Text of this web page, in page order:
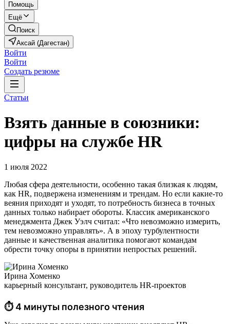
Помощь
Ещё
Поиск
Аксай (Дагестан)
Войти
Войти
Создать резюме
Статьи
Взять данные в союзники:
цифры на службе HR
1 июля 2022
Любая сфера деятельности, особенно такая близкая к людям,
как HR, подвержена изменениям и трендам. Но если какие-то
веяния приходят и уходят, то потребность бизнеса в точных
данных только набирает обороты. Классик американского
менеджмента Джек Уэлч считал: «Что невозможно измерить,
тем невозможно управлять». А в эпоху турбулентности
данные и качественная аналитика помогают командам
обрести точку опоры в принятии непростых решений.
Ирина Хоменко
карьерный консультант, руководитель HR-проектов
⏱ 4 минуты полезного чтения